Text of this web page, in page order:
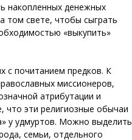
накопленных денежных
том свете, чтобы сыграть
«выкупить»
с почитанием предков. К
миссионеров,
атрибутации и
что эти религиозные обычаи
у удмуртов. Можно выделить
семьи, отдельного